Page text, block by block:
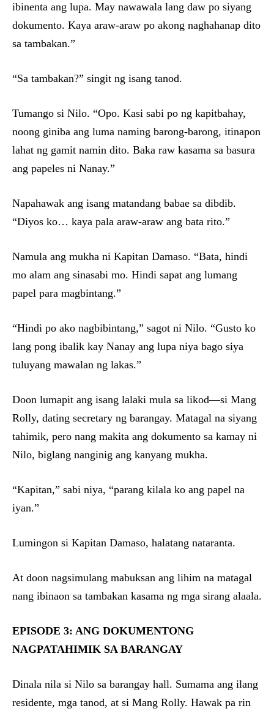
ibinenta ang lupa. May nawawala lang daw po siyang
dokumento. Kaya araw-araw po akong naghahanap dito
sa tambakan.”
“Sa tambakan?” singit ng isang tanod.
Tumango si Nilo. “Opo. Kasi sabi po ng kapitbahay,
noong giniba ang luma naming barong-barong, itinapon
lahat ng gamit namin dito. Baka raw kasama sa basura
ang papeles ni Nanay.”
Napahawak ang isang matandang babae sa dibdib.
“Diyos ko… kaya pala araw-araw ang bata rito.”
Namula ang mukha ni Kapitan Damaso. “Bata, hindi
mo alam ang sinasabi mo. Hindi sapat ang lumang
papel para magbintang.”
“Hindi po ako nagbibintang,” sagot ni Nilo. “Gusto ko
lang pong ibalik kay Nanay ang lupa niya bago siya
tuluyang mawalan ng lakas.”
Doon lumapit ang isang lalaki mula sa likod—si Mang
Rolly, dating secretary ng barangay. Matagal na siyang
tahimik, pero nang makita ang dokumento sa kamay ni
Nilo, biglang nanginig ang kanyang mukha.
“Kapitan,” sabi niya, “parang kilala ko ang papel na
iyan.”
Lumingon si Kapitan Damaso, halatang nataranta.
At doon nagsimulang mabuksan ang lihim na matagal
nang ibinaon sa tambakan kasama ng mga sirang alaala.
EPISODE 3: ANG DOKUMENTONG
NAGPATAHIMIK SA BARANGAY
Dinala nila si Nilo sa barangay hall. Sumama ang ilang
residente, mga tanod, at si Mang Rolly. Hawak pa rin